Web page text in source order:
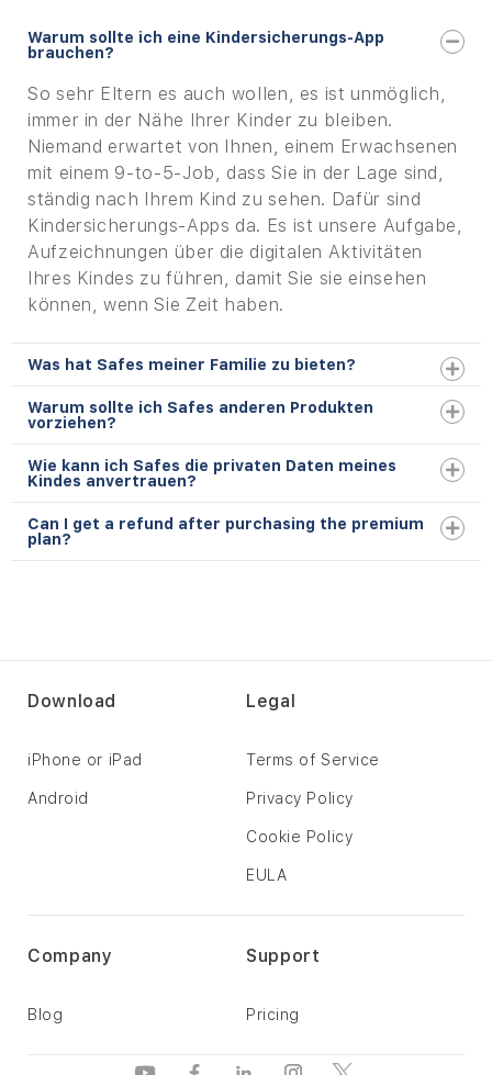
Warum sollte ich eine Kindersicherungs-App
brauchen?
So sehr Eltern es auch wollen, es ist unmöglich,
immer in der Nähe Ihrer Kinder zu bleiben.
Niemand erwartet von Ihnen, einem Erwachsenen
mit einem 9-to-5-Job, dass Sie in der Lage sind,
ständig nach Ihrem Kind zu sehen. Dafür sind
Kindersicherungs-Apps da. Es ist unsere Aufgabe,
Aufzeichnungen über die digitalen Aktivitäten
Ihres Kindes zu führen, damit Sie sie einsehen
können, wenn Sie Zeit haben.
Was hat Safes meiner Familie zu bieten?
Warum sollte ich Safes anderen Produkten
vorziehen?
Wie kann ich Safes die privaten Daten meines
Kindes anvertrauen?
Can I get a refund after purchasing the premium
plan?
Support
Pricing
Company
Blog
Legal
Terms of Service
Privacy Policy
Cookie Policy
EULA
Download
iPhone or iPad
Android